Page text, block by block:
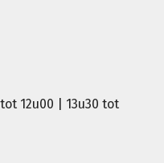
12u00 | 13u30 tot